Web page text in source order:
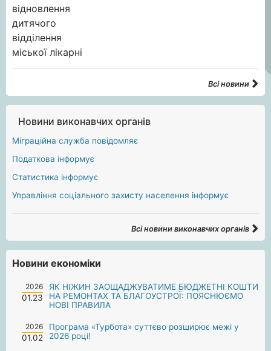
Всі новини
Новини виконавчих органів
Міграційна служба повідомляє
Податкова інформує
Статистика інформує
Управління соціального захисту населення інформує
Всі новини виконавчих органів
Новини економіки
2026
01.23
ЯК НІЖИН ЗАОЩАДЖУВАТИМЕ БЮДЖЕТНІ КОШТИ
НА РЕМОНТАХ ТА БЛАГОУСТРОЇ: ПОЯСНЮЄМО
НОВІ ПРАВИЛА
2026
01.02
Програма «Турбота» суттєво розширює межі у
2026 році!